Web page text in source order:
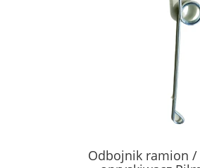
Odbojnik ramion /